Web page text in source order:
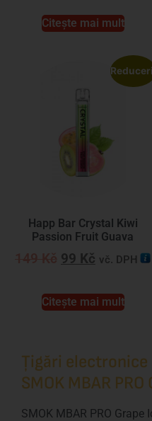
Citește mai mult
Happ Bar Crystal Kiwi
Passion Fruit Guava
99 Kč vč. DPH
Citește mai mult
Țigări
SMOK MBAR
SMOK MBAR PRO Grape